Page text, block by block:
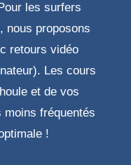
les surfers
nous proposons
retours vidéo
Les cours
et de vos
fréquentés
!